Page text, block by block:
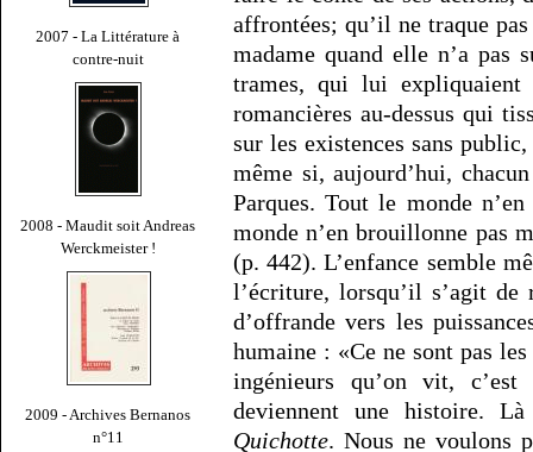
2007 - La Littérature à
contre-nuit
2008 - Maudit soit Andreas
Werckmeister !
2009 - Archives Bernanos
n°11
affrontées; qu’il ne traque
madame quand elle n’a pas
trames, qui lui expliquaient
romancières au-dessus qui
sur les existences sans
même si, aujourd’hui,
Parques. Tout le monde
monde n’en brouillonne pas
(p. 442). L’enfance semble
l’écriture, lorsqu’il s’agit de
d’offrande vers les
humaine : «Ce ne sont pas
ingénieurs qu’on vit, c’est
deviennent une histoire.
Quichotte. Nous ne voulons